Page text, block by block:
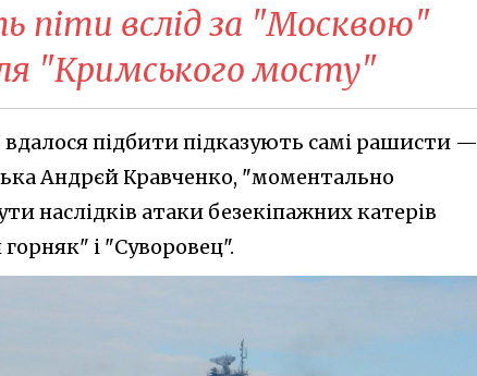
піти вслід за "Москвою"
"Кримського мосту"
підбити підказують самі рашисти —
Андрєй Кравченко, "моментально
наслідків атаки безекіпажних катерів
і "Суворовец".